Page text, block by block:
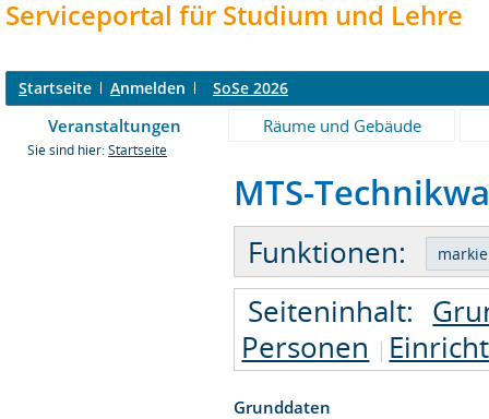
Serviceportal für Studium und Lehre
Startseite Anmelden SoSe 2026
Veranstaltungen Räume und Gebäude
Sie sind hier: Startseite
MTS-
Funktionen:
Seiteninhalt:
Personen
Grunddaten